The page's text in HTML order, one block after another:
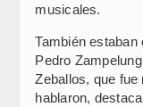
musicales.
También
Pedro
Zeballos, que
hablaron,